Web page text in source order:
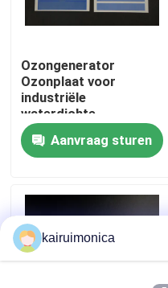
Ongeveer ons
Fabrieksreis
Kwaliteitscontrole
Nieuws
Ozongenerator
Ozonplaat voor
industriële
waterdichte
ozonsystemen
Aanvraag sturen
kairuimonica